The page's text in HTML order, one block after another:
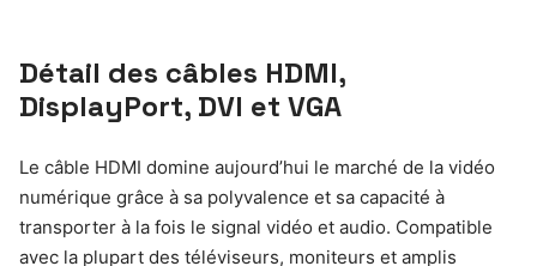
Détail des câbles HDMI,
DisplayPort, DVI et VGA
Le câble HDMI domine aujourd’hui le marché de la vidéo
numérique grâce à sa polyvalence et sa capacité à
transporter à la fois le signal vidéo et audio. Compatible
avec la plupart des téléviseurs, moniteurs et amplis